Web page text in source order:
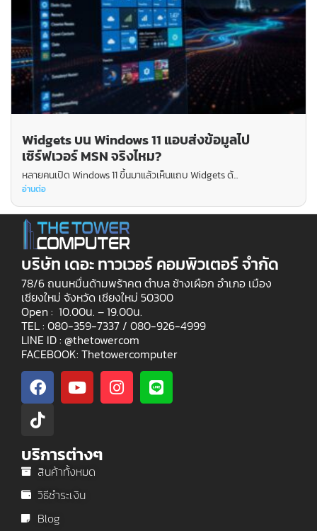
Widgets บน Windows 11 แอบส่งข้อมูลไป
เซิร์ฟเวอร์ MSN จริงไหม?
หลายคนเปิด Windows 11 ขึ้นมาแล้วเห็นแถบ Widgets ด้...
อ่านต่อ
บริษัท เดอะ ทาวเวอร์ คอมพิวเตอร์ จำกัด
78/6 ถนนหมื่นด้ามพร้าคต ตำบล ช้างเผือก อำเภอ เมือง
เชียงใหม่ จังหวัด เชียงใหม่ 50300
Open : 10.00น. – 19.00น.
TEL : 080-359-7337 / 080-926-4999
LINE ID : @thetowercom
FACEBOOK: Thetowercomputer
บริการต่างๆ
สินค้าทั้งหมด
วิธีชำระเงิน
Blog